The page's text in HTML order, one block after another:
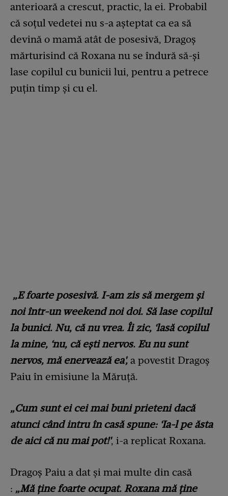
anterioară a crescut, practic, la ei. Probabil
că soțul vedetei nu s-a așteptat ca ea să
devină o mamă atât de posesivă, Dragoș
mărturisind că Roxana nu se îndură să-și
lase copilul cu bunicii lui, pentru a petrece
puțin timp și cu el.
„E foarte posesivă. I-am zis să mergem și
noi într-un weekend noi doi. Să lase copilul
la bunici. Nu, că nu vrea. Îi zic, ‘lasă copilul
la mine, ‘nu, că ești nervos. Eu nu sunt
nervos, mă enervează ea', a povestit Dragoș
Paiu în emisiune la Măruță.
„Cum sunt ei cei mai buni prieteni dacă
atunci când intru în casă spune: ‘Ia-l pe ăsta
de aici că nu mai pot!', i-a replicat Roxana.
Dragoș Paiu a dat și mai multe din casă
: „Mă ține foarte ocupat. Roxana mă ține